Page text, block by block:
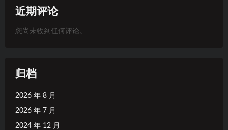
近期评论
您尚未收到任何评论。
归档
2026 年 8 月
2026 年 7 月
2024 年 12 月